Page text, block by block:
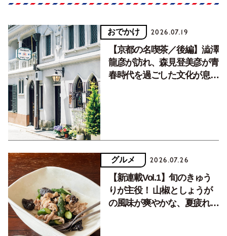
おでかけ 2026.07.19
【京都の名喫茶／後編】澁澤
龍彦が訪れ、森見登美彦が青
春時代を過ごした文化が息づ
グルメ 2026.07.26
【新連載Vol.1】旬のきゅう
りが主役！ 山椒としょうが
の風味が爽やかな、夏疲れを